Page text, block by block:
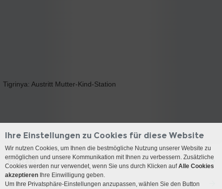
Tigrinya: Austritt Mutter-Kind-Station
Kontakt
Anreise
Ihre Einstellungen zu Cookies für diese Website
Wir nutzen Cookies, um Ihnen die bestmögliche Nutzung unserer Website zu
ermöglichen und unsere Kommunikation mit Ihnen zu verbessern. Zusätzliche
Cookies werden nur verwendet, wenn Sie uns durch Klicken aufAlle Cookies
akzeptieren Ihre Einwilligung geben.
Um Ihre Privatsphäre-Einstellungen anzupassen, wählen Sie den Button